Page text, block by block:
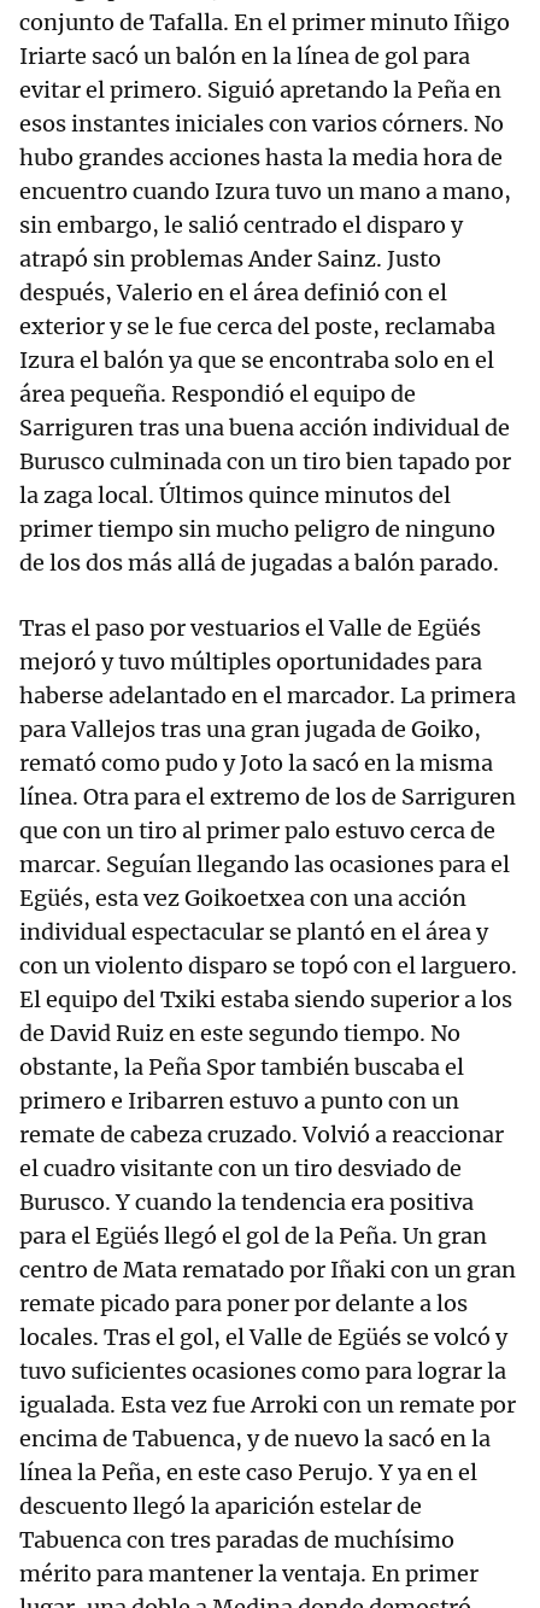
conjunto de Tafalla. En el primer minuto Iñigo
Iriarte sacó un balón en la línea de gol para
evitar el primero. Siguió apretando la Peña en
esos instantes iniciales con varios córners. No
hubo grandes acciones hasta la media hora de
encuentro cuando Izura tuvo un mano a mano,
sin embargo, le salió centrado el disparo y
atrapó sin problemas Ander Sainz. Justo
después, Valerio en el área definió con el
exterior y se le fue cerca del poste, reclamaba
Izura el balón ya que se encontraba solo en el
área pequeña. Respondió el equipo de
Sarriguren tras una buena acción individual de
Burusco culminada con un tiro bien tapado por
la zaga local. Últimos quince minutos del
primer tiempo sin mucho peligro de ninguno
de los dos más allá de jugadas a balón parado.
Tras el paso por vestuarios el Valle de Egüés
mejoró y tuvo múltiples oportunidades para
haberse adelantado en el marcador. La primera
para Vallejos tras una gran jugada de Goiko,
remató como pudo y Joto la sacó en la misma
línea. Otra para el extremo de los de Sarriguren
que con un tiro al primer palo estuvo cerca de
marcar. Seguían llegando las ocasiones para el
Egüés, esta vez Goikoetxea con una acción
individual espectacular se plantó en el área y
con un violento disparo se topó con el larguero.
El equipo del Txiki estaba siendo superior a los
de David Ruiz en este segundo tiempo. No
obstante, la Peña Spor también buscaba el
primero e Iribarren estuvo a punto con un
remate de cabeza cruzado. Volvió a reaccionar
el cuadro visitante con un tiro desviado de
Burusco. Y cuando la tendencia era positiva
para el Egüés llegó el gol de la Peña. Un gran
centro de Mata rematado por Iñaki con un gran
remate picado para poner por delante a los
locales. Tras el gol, el Valle de Egüés se volcó y
tuvo suficientes ocasiones como para lograr la
igualada. Esta vez fue Arroki con un remate por
encima de Tabuenca, y de nuevo la sacó en la
línea la Peña, en este caso Perujo. Y ya en el
descuento llegó la aparición estelar de
Tabuenca con tres paradas de muchísimo
mérito para mantener la ventaja. En primer